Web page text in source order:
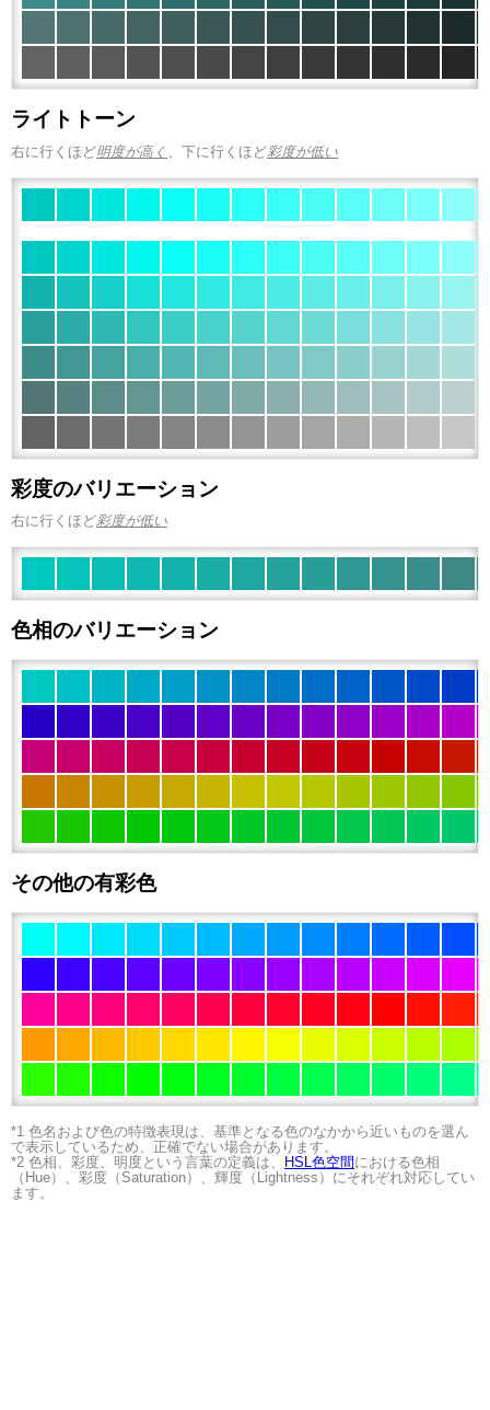
ライトトーン
右に行くほど明度が高く 、下に行くほど彩度が低い
彩度のバリエーション
右に行くほど彩度が低い
色相のバリエーション
その他の有彩色
*1 色名および色の特徴表現は、基準となる色のなかから近いものを選ん
で表示しているため、正確でない場合があります。
*2 色相、彩度、明度という言葉の定義は、
HSL色空間 における色相
（Hue）、彩度（Saturation）、輝度（Lightness）にそれぞれ対応してい
ます。